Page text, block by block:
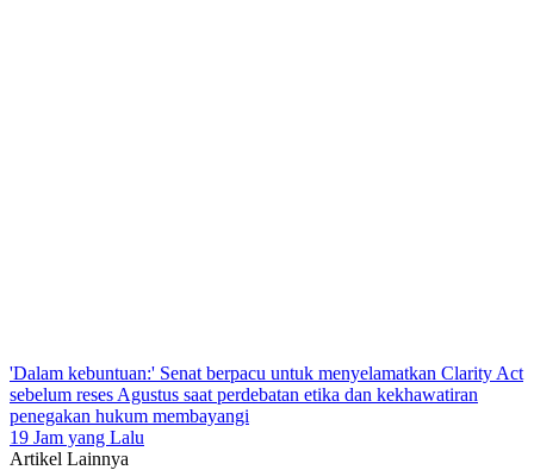
'Dalam kebuntuan:' Senat berpacu untuk menyelamatkan Clarity Act
sebelum reses Agustus saat perdebatan etika dan kekhawatiran
penegakan hukum membayangi
19 Jam yang Lalu
Artikel Lainnya